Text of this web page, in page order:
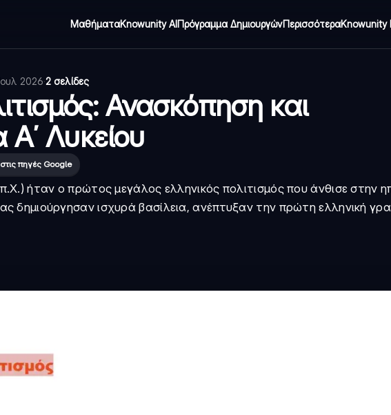
ΜαθήματαKnowunity AIΠρόγραμμα ΔημιουργώνΠερισσότεραKnowunity
2026·2 σελίδες
Ανασκόπηση και
Α΄ Λυκείου
πηγές Google
ήταν ο πρώτος μεγάλος ελληνικός πολιτισμός που άνθισε στην
δημιούργησαν ισχυρά βασίλεια, ανέπτυξαν την πρώτη ελληνική